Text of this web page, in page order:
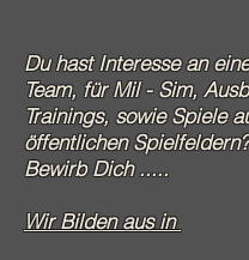
Du hastInteressean
Team, für Mil - Sim,
Trainings, sowie Spiele
öffentlichen
Bewirb Dich .....
Wir Bilden aus in